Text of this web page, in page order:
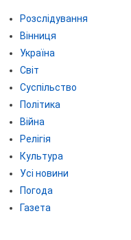
Розслідування
Вінниця
Україна
Світ
Суспільство
Політика
Війна
Релігія
Культура
Усі новини
Погода
Газета